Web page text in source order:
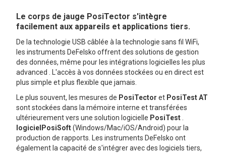
Le corps de jauge PosiTector s'intègre
facilement aux appareils et applications tiers.
De la technologie USB câblée à la technologie sans fil WiFi,
les instruments DeFelsko offrent des solutions de gestion
des données, même pour les intégrations logicielles les plus
advanced . L'accès à vos données stockées ou en direct est
plus simple et plus flexible que jamais.
Le plus souvent, les mesures de PosiTector et PosiTest AT
sont stockées dans la mémoire interne et transférées
ultérieurement vers une solution logicielle PosiTest
logicielPosiSoft(Windows/Mac/iOS/Android) pour la
production de rapports. Les instruments DeFelsko ont
également la capacité de s'intégrer avec des logiciels tiers,